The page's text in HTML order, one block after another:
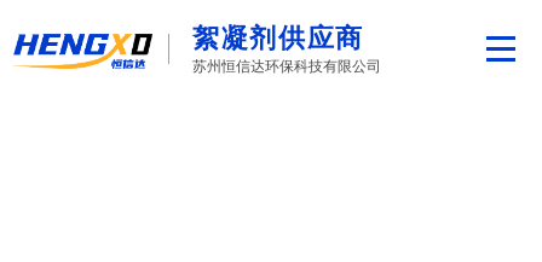
絮凝剂供应商
苏州恒信达环保科技有限公司